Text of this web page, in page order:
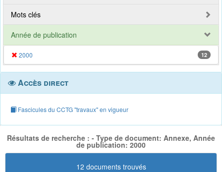
Mots clés
Année de publication
2000 12
Accès direct
Fascicules du CCTG "travaux" en vigueur
Résultats de recherche : - Type de document: Annexe, Année
de publication: 2000
12 documents trouvés